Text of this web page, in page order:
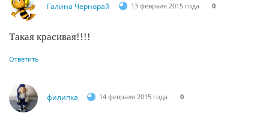
Галина Чернорай 13 февраля 2015 года 0
Такая красивая!!!!
Ответить
филипка 14 февраля 2015 года 0